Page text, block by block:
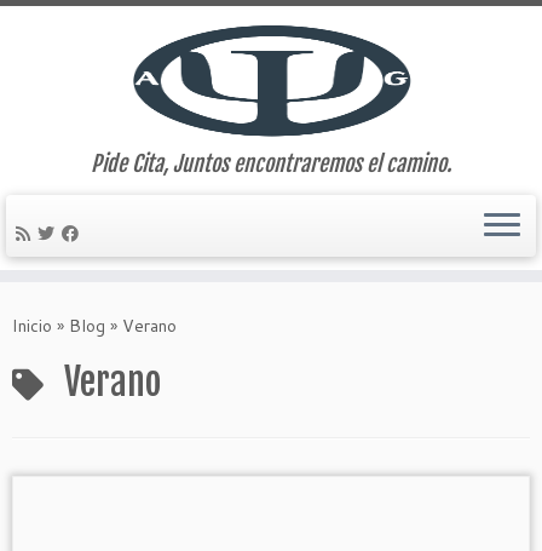
Pide Cita, Juntos encontraremos el camino.
Inicio » Blog » Verano
Verano